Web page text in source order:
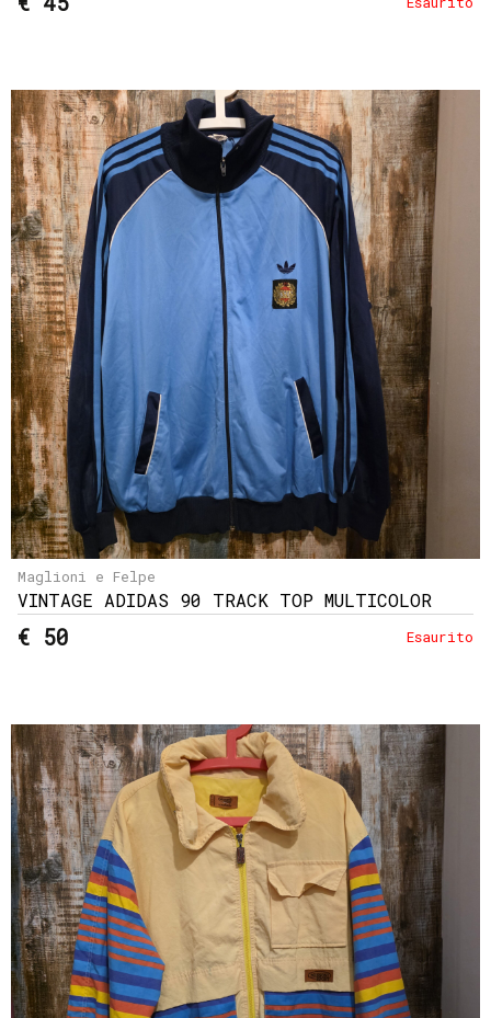
Maglioni e Felpe
VINTAGE ADIDAS 90 TRACK TOP MULTICOLOR
€ 50 Esaurito